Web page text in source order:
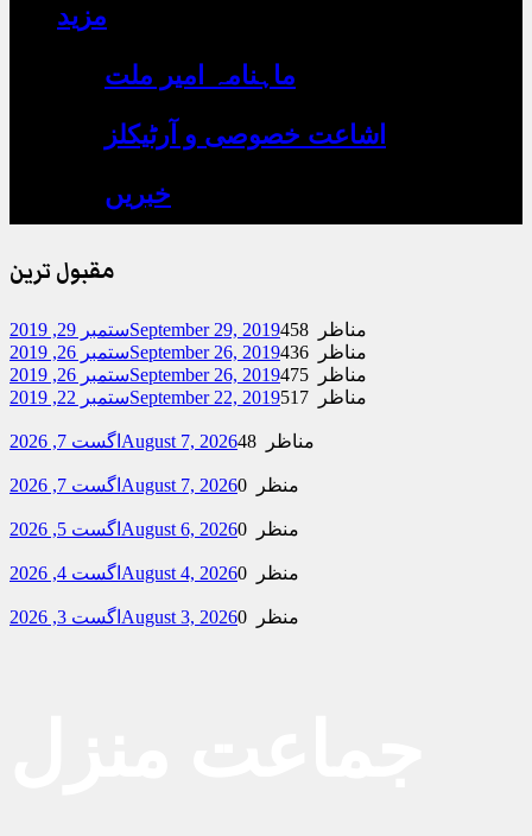
مزید
ماہنامہ امیر ملت
اشاعت خصوصی و آرٹیکلز
خبریں
مقبول ترین
ستمبر 29, 2019September 29, 2019
458 مناظر
ستمبر 26, 2019September 26, 2019
436 مناظر
ستمبر 26, 2019September 26, 2019
475 مناظر
ستمبر 22, 2019September 22, 2019 517 مناظر
اگست 7, 2026 August 7, 2026 48 مناظر
اگست 7, 2026 August 7, 2026 0 منظر
اگست 5, 2026 August 6, 2026 0 منظر
اگست 4, 2026 August 4, 2026 0 منظر
اگست 3, 2026 August 3, 2026 0 منظر